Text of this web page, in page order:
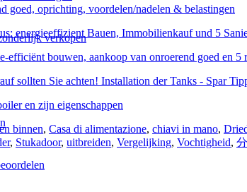
verkopen
goed, oprichting, voordelen/nadelen & belastingen
efficiënt bouwen, aankoop van onroerend goed en 5
en zijn eigenschappen
binnen, Casa di alimentazione, chiavi in mano,
, Stukadoor, uitbreiden, Vergelijking, Vochtigheid,